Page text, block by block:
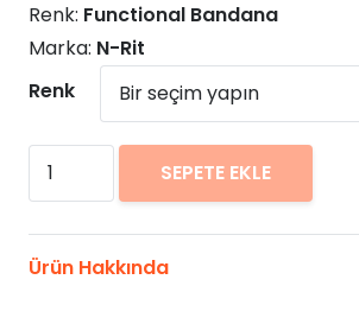
Renk: Functional Bandana
Marka: N-Rit
Renk
N-
Rit
adet
SEPETE EKLE
Ürün Hakkında